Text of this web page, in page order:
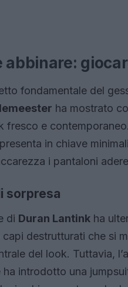
abbinare:
fondamentale del
ha mostrato
fresco e
in chiave
i pantaloni
sorpresa
di Duran Lantink ha
capi destrutturati che si
del look. Tuttavia,
ha introdotto una